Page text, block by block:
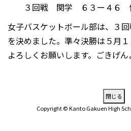
３回戦 関学 ６３ー４６
女子バスケットボール部は、３
を決めました。準々決勝は５月
よろしくお願いします。ごきげん
Copyright © Kanto Gakuen High